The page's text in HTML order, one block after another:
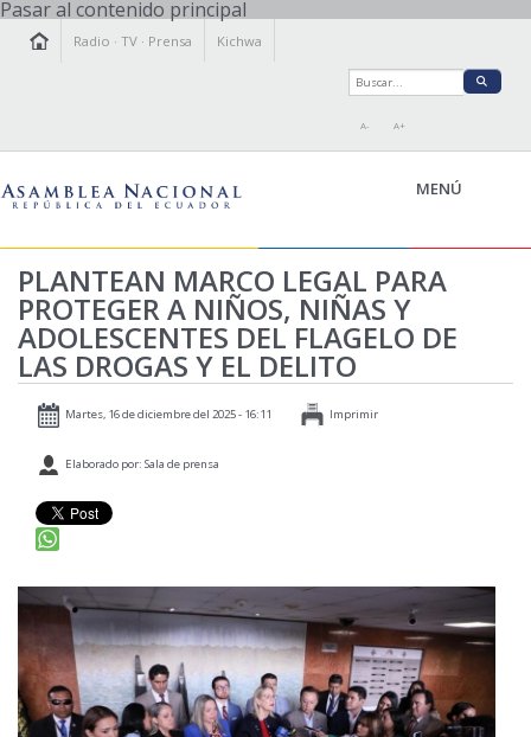
Pasar al contenido principal
Radio ·TV · Prensa Kichwa
A- A+
MENÚ
LA ASAMBLEA
LEGISLAMOS
FISCALIZAMOS
TRANSPARENCIA
PARTICIPACIÓN
RELACIONES INTERNACIONALES
AGENDA
PLANTEAN MARCO LEGAL PARA
PROTEGER A NIÑOS, NIÑAS Y
ADOLESCENTES DEL FLAGELO DE
LAS DROGAS Y EL DELITO
Martes, 16 de diciembre del 2025 - 16:11 Imprimir
Elaborado por: Sala de prensa